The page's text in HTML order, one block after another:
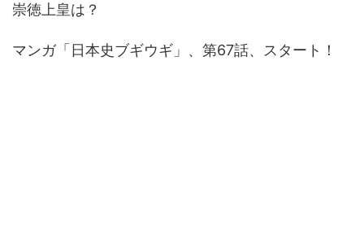
崇徳上皇は？
マンガ「日本史ブギウギ」、第67話、スタート！